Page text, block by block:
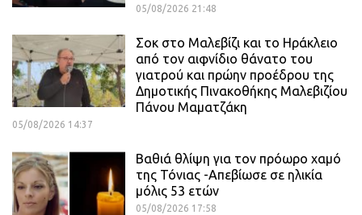
05/08/2026 21:48
Σοκ στο Μαλεβίζι και το Ηράκλειο
από τον αιφνίδιο θάνατο του
γιατρού και πρώην προέδρου της
Δημοτικής Πινακοθήκης Μαλεβιζίου
Πάνου Μαματζάκη
05/08/2026 14:37
Βαθιά θλίψη για τον πρόωρο χαμό
της Τόνιας -Απεβίωσε σε ηλικία
μόλις 53 ετών
05/08/2026 17:58